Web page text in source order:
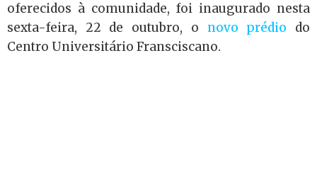
oferecidos à comunidade, foi inaugurado nesta
sexta-feira, 22 de outubro, o novo prédio do
Centro Universitário Fransciscano.